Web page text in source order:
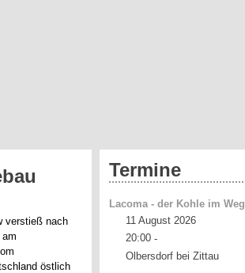
verstieß nach
östlich
Termine
Lacoma - der Kohle im Weg
11 August 2026
20:00 -
Olbersdorf bei Zittau